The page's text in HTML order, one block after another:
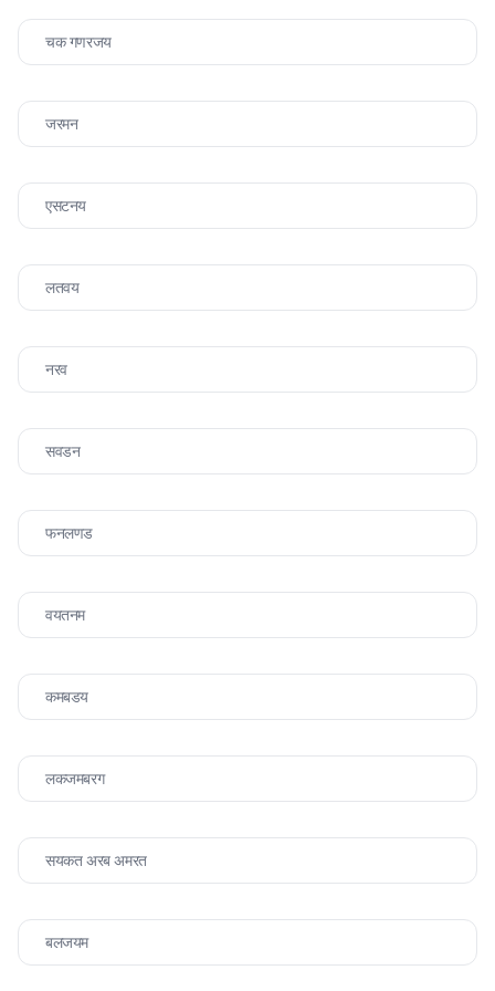
चक गणरजय
जरमन
एसटनय
लतवय
नरव
सवडन
फनलणड
वयतनम
कमबडय
लकजमबरग
सयकत अरब अमरत
बलजयम